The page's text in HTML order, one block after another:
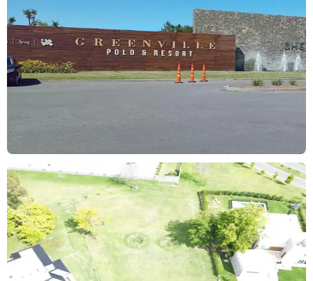
LORENA ALBERICH
NEGOCIOS INMOBILIARIOS
ALSINA 198 1o A
QUILMES